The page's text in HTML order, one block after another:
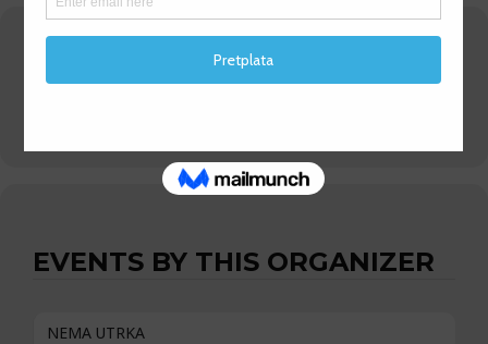
UDRUGA „VINKO“ KUTINA
EVENTS BY THIS ORGANIZER
NEMA UTRKA